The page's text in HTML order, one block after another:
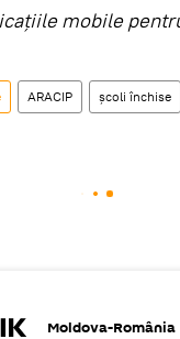
mobile
ARACIP școli închise
Moldova-România